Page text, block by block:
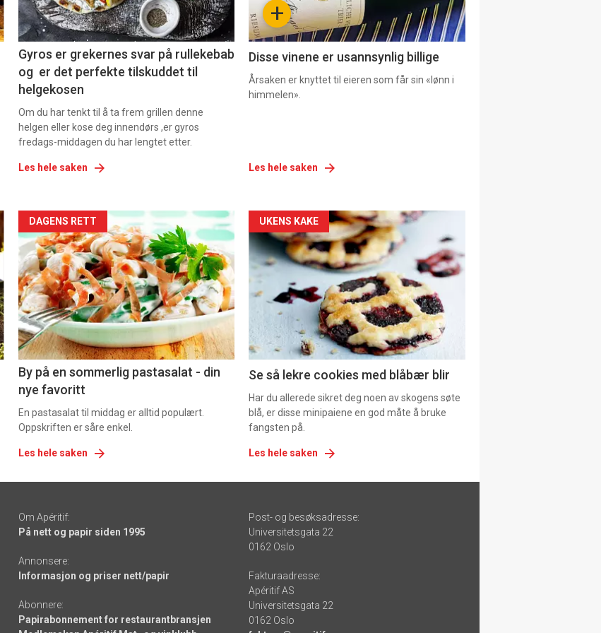
2
Gyros er grekernes svar på rullekebab
og er det perfekte tilskuddet til
helgekosen
Om du har tenkt til å ta frem grillen denne
helgen eller kose deg innendørs ,er gyros
fredags-middagen du har lengtet etter.
Les hele saken
3 +
Disse vinene er usannsynlig billige
Årsaken er knyttet til eieren som får sin «lønn i
himmelen».
Les hele saken
Forsiden
akkurat
nå
-
5
DAGENS RETT
By på en sommerlig pastasalat - din
nye favoritt
En pastasalat til middag er alltid populært.
Oppskriften er såre enkel.
Les hele saken
Forsiden
akkurat
nå
6
UKENS KAKE
Se så lekre cookies med blåbær blir
Har du allerede sikret deg noen av skogens søte
blå, er disse minipaiene en god måte å bruke
fangsten på.
Les hele saken
Om Apéritif:
På nett og papir siden 1995
Annonsere:
Informasjon og priser nett/papir
Abonnere:
Papirabonnement for restaurantbransjen
Post- og besøksadresse:
Universitetsgata 22
0162 Oslo
Fakturaadresse:
Apéritif AS
Universitetsgata 22
0162 Oslo